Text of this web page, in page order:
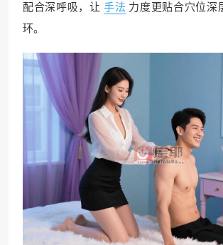
配合深呼吸，让 手法 力度更贴合穴位深
环。​